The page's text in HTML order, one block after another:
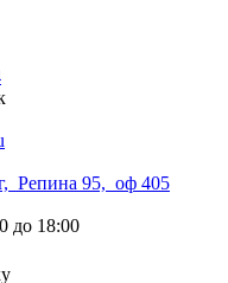
Репина 95, оф 405
до 18:00